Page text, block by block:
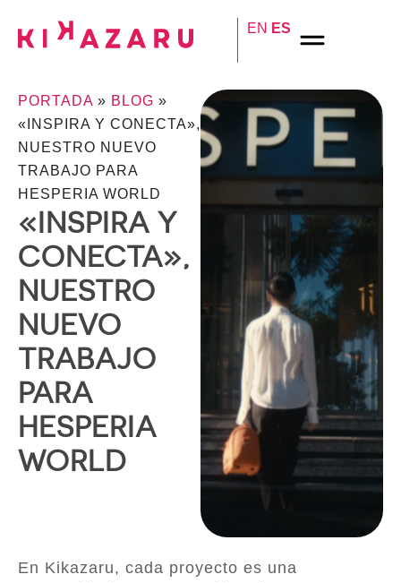
EN ES
PORTADA » BLOG »
«INSPIRA Y CONECTA»,
NUESTRO NUEVO
TRABAJO PARA
HESPERIA WORLD
«INSPIRA Y
CONECTA»,
NUESTRO
NUEVO
TRABAJO
PARA
HESPERIA
WORLD
En Kikazaru, cada proyecto es una